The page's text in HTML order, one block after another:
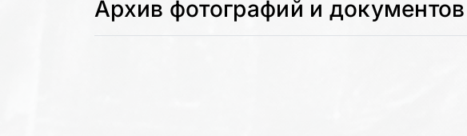
Архив фотографий и документов